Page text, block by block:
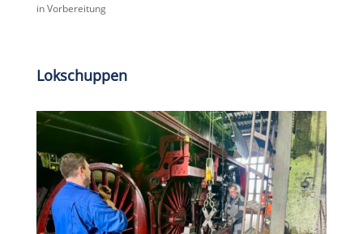
in Vorbereitung
Lokschuppen